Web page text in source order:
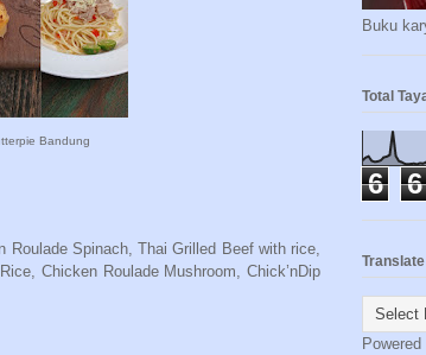
Bandung
Spinach, Thai Grilled Beef with rice,
Chicken Roulade Mushroom, Chick’nDip
Buku
Total
6 6
Translate